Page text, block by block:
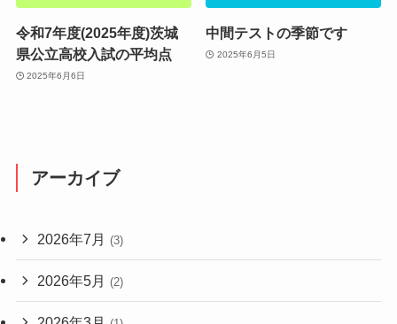
令和7年度(2025年度)茨城
県公立高校入試の平均点
2025年6月6日
中間テストの季節です
2025年6月5日
アーカイブ
2026年7月 (3)
2026年5月 (2)